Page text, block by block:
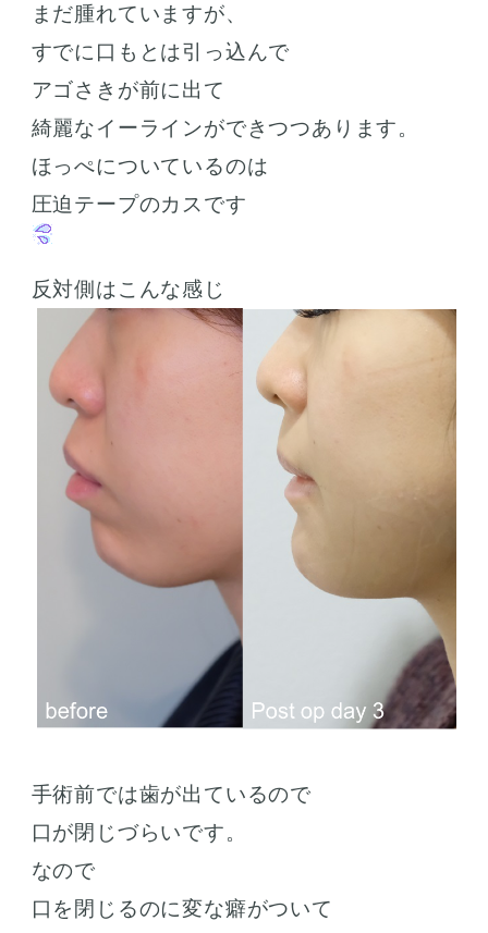
まだ腫れていますが、
すでに口もとは引っ込んで
アゴさきが前に出て
綺麗なイーラインができつつあります。
ほっぺについているのは
圧迫テープのカスです
反対側はこんな感じ
手術前では歯が出ているので
口が閉じづらいです。
なので
口を閉じるのに変な癖がついて